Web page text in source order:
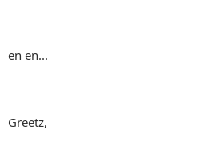
en en...
Greetz,